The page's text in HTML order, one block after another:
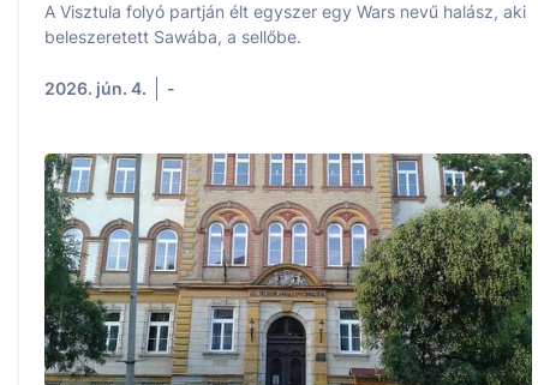
A Visztula folyó partján élt egyszer egy Wars nevű halász, aki
beleszeretett Sawába, a sellőbe.
2026. jún. 4. -